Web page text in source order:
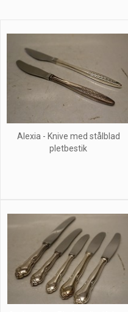
Alexia - Knive med stålblad
pletbestik